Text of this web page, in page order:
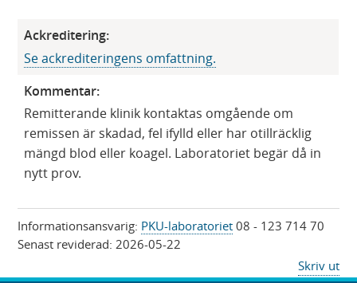
Ackreditering:
Se ackrediteringens omfattning.
Kommentar:
Remitterande klinik kontaktas omgående om
remissen är skadad, fel ifylld eller har otillräcklig
mängd blod eller koagel. Laboratoriet begär då in
nytt prov.
Informationsansvarig: PKU-laboratoriet 08 - 123 714 70
Senast reviderad:2026-05-22
Skriv ut